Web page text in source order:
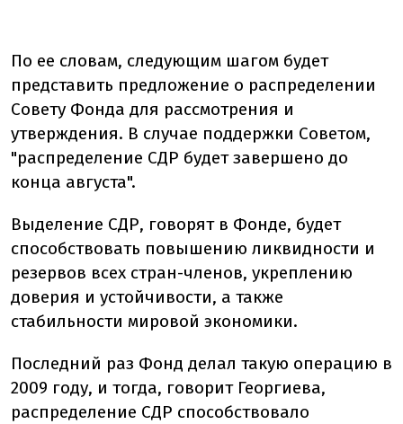
По ее словам, следующим шагом будет
представить предложение о распределении
Совету Фонда для рассмотрения и
утверждения. В случае поддержки Советом,
"распределение СДР будет завершено до
конца августа".
Выделение СДР, говорят в Фонде, будет
способствовать повышению ликвидности и
резервов всех стран-членов, укреплению
доверия и устойчивости, а также
стабильности мировой экономики.
Последний раз Фонд делал такую операцию в
2009 году, и тогда, говорит Георгиева,
распределение СДР способствовало